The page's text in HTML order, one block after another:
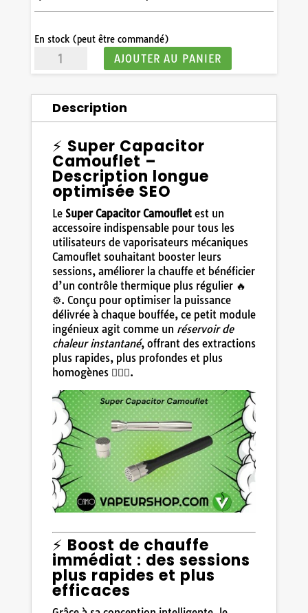
En stock (peut être commandé)
quantité
Capacitor
Camouflet
AJOUTER AU PANIER
Description
⚡ Super Capacitor
Camouflet –
Description longue
optimisée SEO
Le Super Capacitor Camoufletest un
accessoire indispensable pour tous les
utilisateurs de vaporisateurs mécaniques
Camouflet souhaitant booster leurs
sessions, améliorer la chauffe et bénéficier
d’un contrôle thermique plus régulier 🔥
⚙️. Conçu pour optimiser la puissance
délivrée à chaque bouffée, ce petit module
ingénieux agit comme un réservoir de
chaleur instantané, offrant des extractions
plus rapides, plus profondes et plus
homogènes 😮‍💨🌿.
⚡ Boost de chauffe
immédiat : des sessions
plus rapides et plus
efficaces